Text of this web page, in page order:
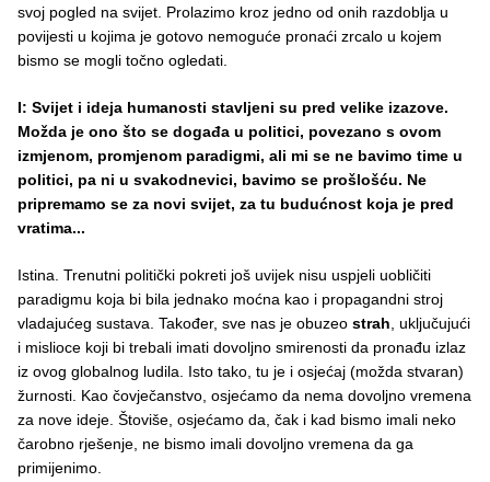
svoj pogled na svijet. Prolazimo kroz jedno od onih razdoblja u
povijesti u kojima je gotovo nemoguće pronaći zrcalo u kojem
bismo se mogli točno ogledati.
I: Svijet i ideja humanosti stavljeni su pred velike izazove.
Možda je ono što se događa u politici, povezano s ovom
izmjenom, promjenom paradigmi, ali mi se ne bavimo time u
politici, pa ni u svakodnevici, bavimo se prošlošću. Ne
pripremamo se za novi svijet, za tu budućnost koja je pred
vratima...
Istina. Trenutni politički pokreti još uvijek nisu uspjeli uobličiti
paradigmu koja bi bila jednako moćna kao i propagandni stroj
vladajućeg sustava. Također, sve nas je obuzeo strah, uključujući
i mislioce koji bi trebali imati dovoljno smirenosti da pronađu izlaz
iz ovog globalnog ludila. Isto tako, tu je i osjećaj (možda stvaran)
žurnosti. Kao čovječanstvo, osjećamo da nema dovoljno vremena
za nove ideje. Štoviše, osjećamo da, čak i kad bismo imali neko
čarobno rješenje, ne bismo imali dovoljno vremena da ga
primijenimo.